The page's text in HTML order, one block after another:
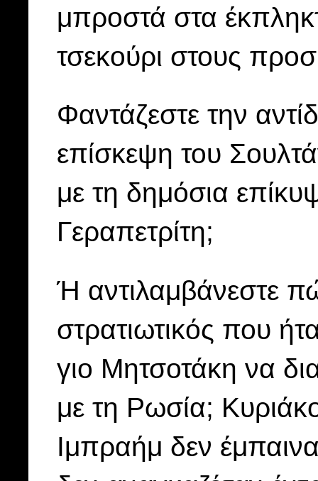
μπροστά στα
τσεκούρι στους
Φαντάζεστε την
επίσκεψη του
με τη δημόσια
Γεραπετρίτη;
Ή αντιλαμβάνεστε
στρατιωτικός που
γιο Μητσοτάκη να
με τη Ρωσία;
Ιμπραήμ δεν